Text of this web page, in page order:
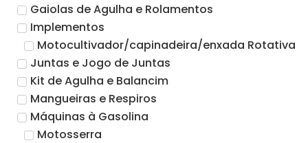
Gaiolas de Agulha e Rolamentos
Implementos
Motocultivador/capinadeira/enxada Rotativa
Juntas e Jogo de Juntas
Kit de Agulha e Balancim
Mangueiras e Respiros
Máquinas à Gasolina
Motosserra